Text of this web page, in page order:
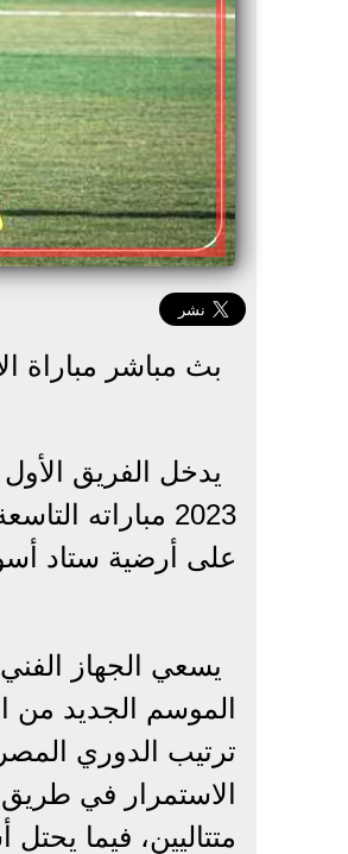
بث مباشر مباراة
يدخل الفريق
2023 مباراته
على أرضية ستاد
يسعي الجهاز
الموسم الجديد من
الاستمرار في
متتاليين، فيما يحتل